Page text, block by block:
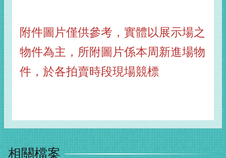
附件圖片僅供參考，實體以展示場之
物件為主，所附圖片係本周新進場物
件，於各拍賣時段現場競標
相關檔案